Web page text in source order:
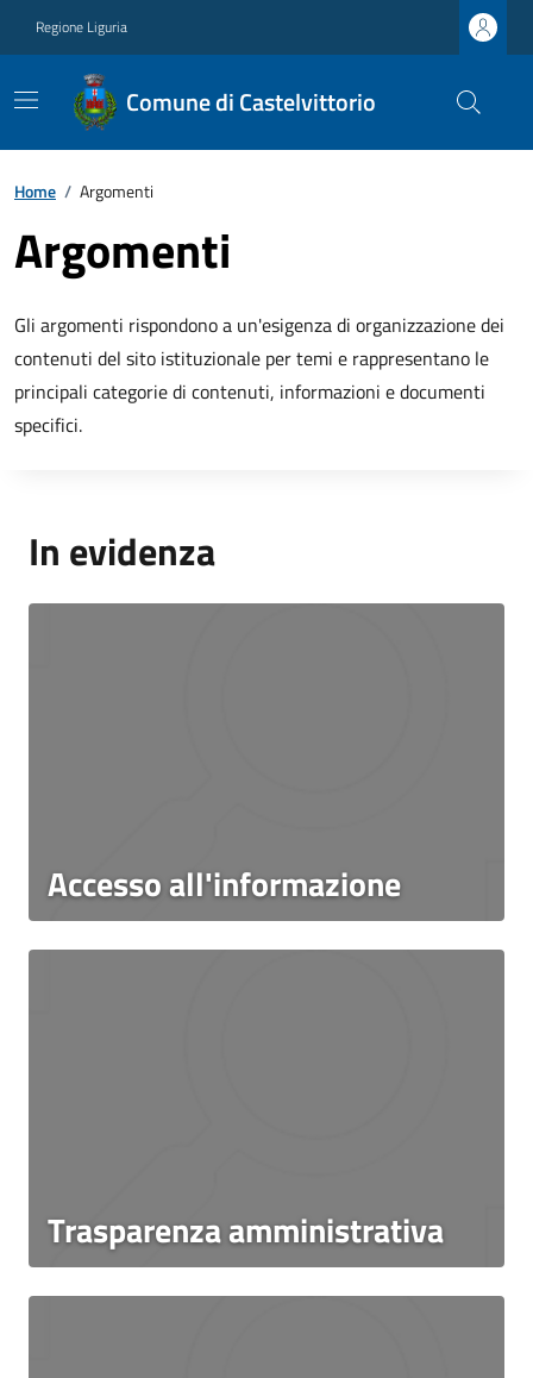
Regione Liguria
Comune di Castelvittorio
Home / Argomenti
Argomenti
Gli argomenti rispondono a un'esigenza di organizzazione dei
contenuti del sito istituzionale per temi e rappresentano le
principali categorie di contenuti, informazioni e documenti
specifici.
In evidenza
Accesso all'informazione
Trasparenza amministrativa